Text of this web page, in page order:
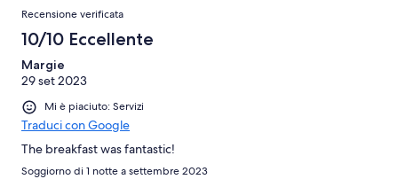
Recensione verificata
10/10 Eccellente
Margie
29 set 2023
Mi è piaciuto: Servizi
Traduci con Google
The breakfast was fantastic!
Soggiorno di 1 notte a settembre 2023